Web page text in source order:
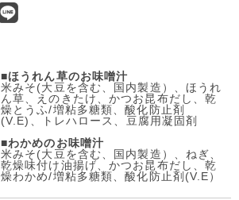
■ほうれん草のお味噌汁
米みそ(大豆を含む、国内製造）、ほうれ
ん草、えのきたけ、かつお昆布だし、乾
燥とうふ/増粘多糖類、酸化防止剤
(V.E)、トレハロース、豆腐用凝固剤
■わかめのお味噌汁
米みそ(大豆を含む、国内製造）、ねぎ、
乾燥味付け油揚げ、かつお昆布だし、乾
燥わかめ/増粘多糖類、酸化防止剤(V.E）